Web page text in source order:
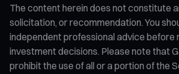
The content herein does not constitute
solicitation, or recommendation. You
independent professional advice before
investment decisions. Please note that
prohibit the use of all or a portion of the